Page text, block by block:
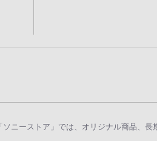
ソニーストア」では、オリジナル商品、